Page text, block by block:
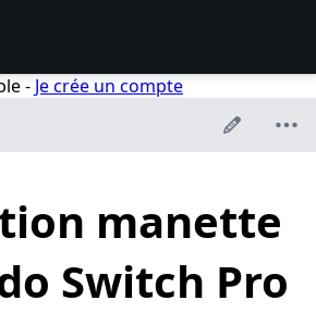
- Je crée un compte
manette
Switch Pro